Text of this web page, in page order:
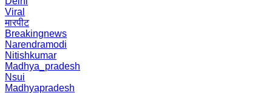
Viral
मारपीट
Breakingnews
Narendramodi
Nitishkumar
Madhya_pradesh
Nsui
Madhyapradesh